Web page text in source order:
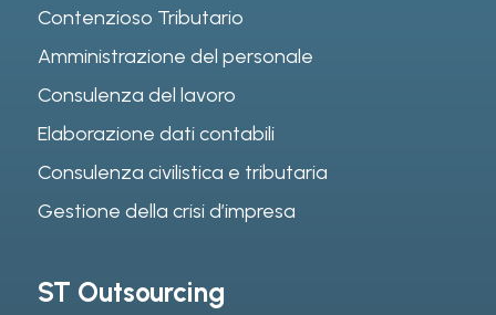
Contenzioso Tributario
Amministrazione del personale
Consulenza del lavoro
Elaborazione dati contabili
Consulenza civilistica e tributaria
Gestione della crisi d’impresa
ST Outsourcing